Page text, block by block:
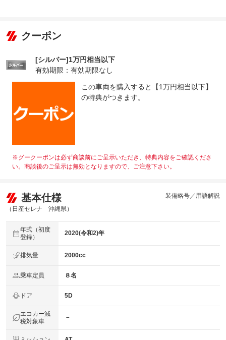
クーポン
[シルバー]1万円相当以下
有効期限：有効期限なし
この車両を購入すると【1万円相当以下】
の特典がつきます。
※グークーポンは必ず商談前にご呈示いただき、特典内容をご確認くださ
い。商談後のご呈示は無効となりますので、ご注意下さい。
基本仕様
（日産セレナ 沖縄県）
装備略号／用語解説
年式（初度
登録）
2020(令和2)年
排気量 2000cc
乗車定員 ８名
ドア 5D
エコカー減
税対象車
－